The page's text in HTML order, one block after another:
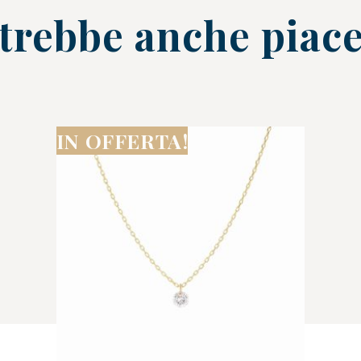
anche
IN OFFERTA!